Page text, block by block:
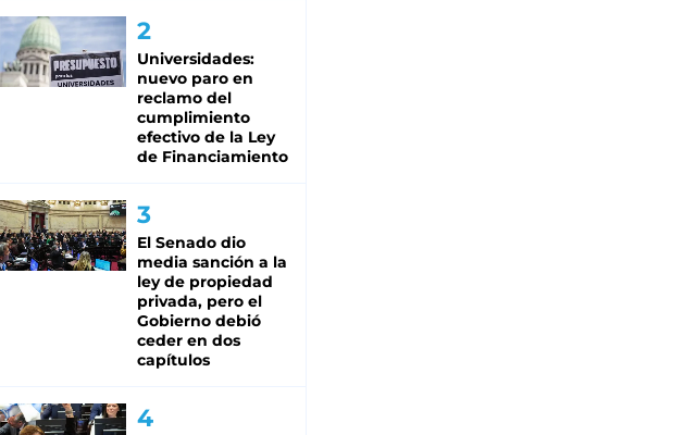
Universidades:
nuevo paro en
reclamo del
cumplimiento
efectivo de la Ley
de Financiamiento
El Senado dio
media sanción a la
ley de propiedad
privada, pero el
Gobierno debió
ceder en dos
capítulos